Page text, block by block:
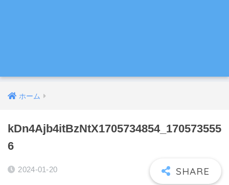
ホーム
kDn4Ajb4itBzNtX1705734854_170573555
6
2024-01-20